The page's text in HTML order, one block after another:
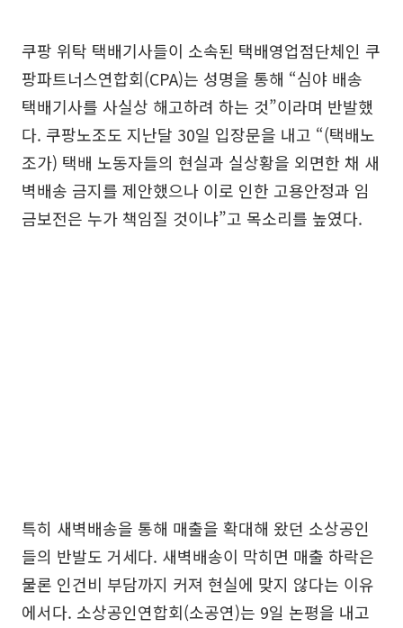
쿠팡 위탁 택배기사들이 소속된 택배영업점단체인 쿠
팡파트너스연합회(CPA)는 성명을 통해 “심야 배송
택배기사를 사실상 해고하려 하는 것”이라며 반발했
다. 쿠팡노조도 지난달 30일 입장문을 내고 “(택배노
조가) 택배 노동자들의 현실과 실상황을 외면한 채 새
벽배송 금지를 제안했으나 이로 인한 고용안정과 임
금보전은 누가 책임질 것이냐”고 목소리를 높였다.
특히 새벽배송을 통해 매출을 확대해 왔던 소상공인
들의 반발도 거세다. 새벽배송이 막히면 매출 하락은
물론 인건비 부담까지 커져 현실에 맞지 않다는 이유
에서다. 소상공인연합회(소공연)는 9일 논평을 내고